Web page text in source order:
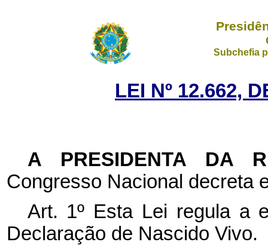
Subchefia
LEI Nº 12.662,
A PRESIDENTA DA
Congresso Nacional decreta
Art. 1º Esta Lei regula a
Declaração de Nascido Vivo.